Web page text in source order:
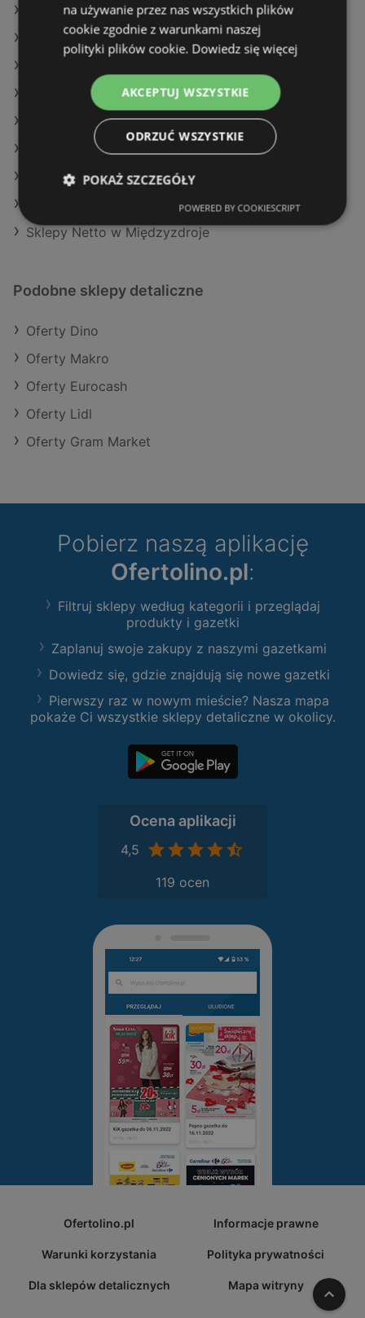
Oferty Netto
Oferty SPAR
Aktualne gazetki Żabka
Aktualne gazetki SPAR
Aktualne gazetki Auchan
Aktualne gazetki Kaufland
Aktualne gazetki Gram Market
Sklepy Netto w Międzyzdroje
Podobne sklepy detaliczne
Oferty Dino
Oferty Makro
Oferty Eurocash
Oferty Lidl
Oferty Gram Market
Pobierz naszą aplikację
Ofertolino.pl:
Filtruj sklepy według kategorii i przeglądaj
produkty i gazetki
Zaplanuj swoje zakupy z naszymi gazetkami
Dowiedz się, gdzie znajdują się nowe gazetki
Pierwszy raz w nowym mieście? Nasza mapa
pokaże Ci wszystkie sklepy detaliczne w okolicy.
Ocena aplikacji
4,5
119 ocen
Ofertolino.pl Informacje prawne
Warunki korzystania Polityka prywatności
Dla sklepów detalicznych Mapa witryny W
na używanie przez nas wszystkich plików
cookie zgodnie z warunkami naszej
polityki plików cookie. Dowiedz się więcej
AKCEPTUJ WSZYSTKIE
ODRZUĆ WSZYSTKIE
POKAŻ SZCZEGÓŁY
POWERED BY COOKIESCRIPT